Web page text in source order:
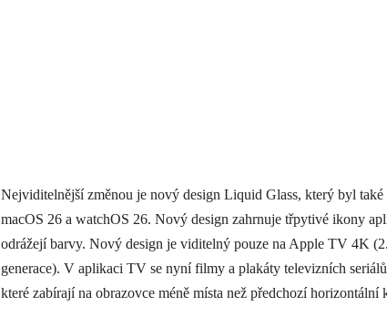
Nejviditelnější změnou je nový design Liquid Glass, který byl také
macOS 26 a watchOS 26. Nový design zahrnuje třpytivé ikony
odrážejí barvy. Nový design je viditelný pouze na Apple TV 4K
generace). V aplikaci TV se nyní filmy a plakáty televizních
které zabírají na obrazovce méně místa než předchozí horizontální